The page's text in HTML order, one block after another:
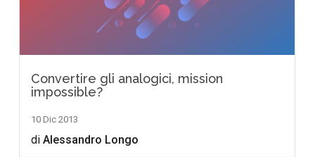
Convertire gli analogici, mission
impossible?
10 Dic 2013
diAlessandro Longo